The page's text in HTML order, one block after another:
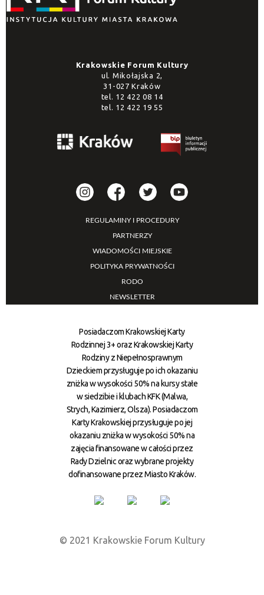
Krakowskie Forum Kultury
ul. Mikołajska 2,
31-027 Kraków
tel. 12 422 08 14
tel. 12 422 19 55
REGULAMINY I PROCEDURY
PARTNERZY
WIADOMOŚCI MIEJSKIE
POLITYKA PRYWATNOŚCI
RODO
NEWSLETTER
Posiadaczom Krakowskiej Karty
Rodzinnej 3+ oraz Krakowskiej Karty
Rodziny z Niepełnosprawnym
Dzieckiem przysługuje po ich okazaniu
zniżka w wysokości 50% na kursy stałe
w siedzibie i klubach KFK (Malwa,
Strych, Kazimierz, Olsza). Posiadaczom
Karty Krakowskiej przysługuje po jej
okazaniu zniżka w wysokości 50% na
zajęcia finansowane w całości przez
Rady Dzielnic oraz wybrane projekty
dofinansowane przez Miasto Kraków.
© 2021 Krakowskie Forum Kultury